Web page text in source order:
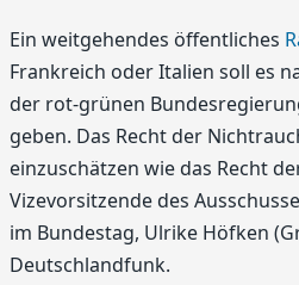
Ein weitgehendes öffentliches
Frankreich oder Italien soll es
der rot-grünen
geben. Das Recht der
einzuschätzen wie das Recht
Vizevorsitzende des
im Bundestag, Ulrike Höfken
Deutschlandfunk.